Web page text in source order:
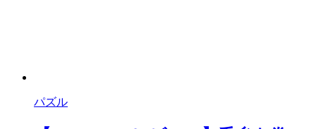
パズル